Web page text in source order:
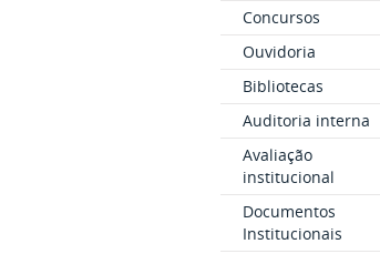
Concursos
Ouvidoria
Bibliotecas
Auditoria interna
Avaliação
institucional
Documentos
Institucionais